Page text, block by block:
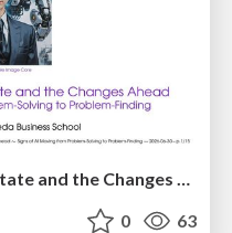
AI Agentification: Current State and the Changes Ahead
0 63